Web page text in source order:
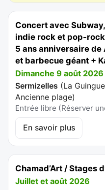
Concert avec
indie rock et pop-
5 ans anniversaire
et barbecue géant +
Dimanche 9 août
Sermizelles (La
Ancienne plage)
Entrée libre (Réserver
En savoir plus
Chamad’Art / Stages
Juillet et août 2026